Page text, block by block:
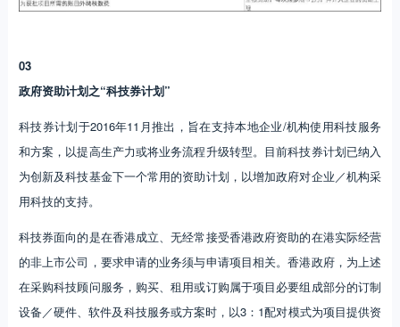
03
政府资助计划之“科技券计划”
科技券计划于2016年11月推出，旨在支持本地企业/机构使用科技服务
和方案，以提高生产力或将业务流程升级转型。目前科技券计划已纳入
为创新及科技基金下一个常用的资助计划，以增加政府对企业／机构采
用科技的支持。
科技券面向的是在香港成立、无经常接受香港政府资助的在港实际经营
的非上市公司，要求申请的业务须与申请项目相关。香港政府，为上述
在采购科技顾问服务，购买、租用或订购属于项目必要组成部分的订制
设备／硬件、软件及科技服务或方案时，以3：1配对模式为项目提供资